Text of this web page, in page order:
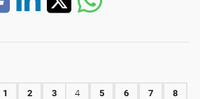
1 2 3 4 5 6 7 8